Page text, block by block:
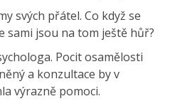
svých přátel. Co když se
sami jsou na tom ještě hůř?
Pocit osamělosti
a konzultace by v
výrazně pomoci.